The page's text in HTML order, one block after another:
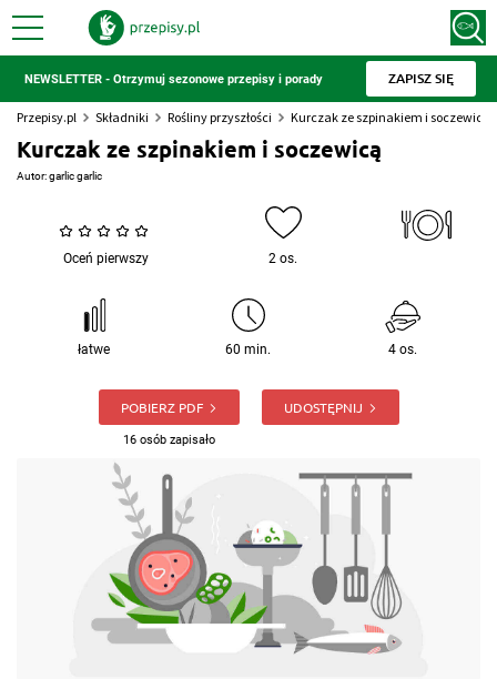
NEWSLETTER - Otrzymuj sezonowe przepisy i porady ZAPISZ SIĘ
Przepisy.pl Składniki Rośliny przyszłości Kurczak ze szpinakiem i soczewicą
Kurczak ze szpinakiem i soczewicą
Autor:garlic garlic
Oceń pierwszy 2 os.
łatwe 60 min. 4 os.
POBIERZ PDF
16 osób zapisało
UDOSTĘPNIJ